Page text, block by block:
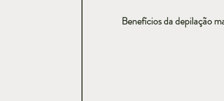
Benefícios da depilação